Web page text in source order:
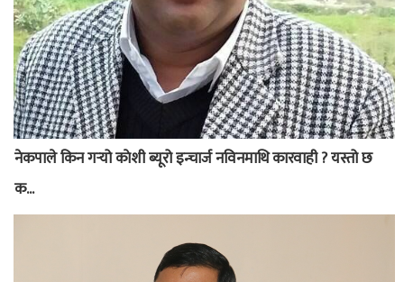
नेकपाले किन गर्‍यो काेशी ब्यूरो इन्चार्ज नविनमाथि कारवाही ? यस्तो छ
क...